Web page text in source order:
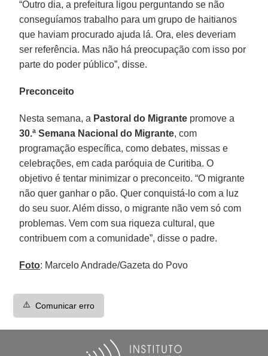
“Outro dia, a prefeitura ligou perguntando se não
conseguíamos trabalho para um grupo de haitianos
que haviam procurado ajuda lá. Ora, eles deveriam
ser referência. Mas não há preocupação com isso por
parte do poder público”, disse.
Preconceito
Nesta semana, a Pastoral do Migrante promove a
30.ª Semana Nacional do Migrante, com
programação específica, como debates, missas e
celebrações, em cada paróquia de Curitiba. O
objetivo é tentar minimizar o preconceito. “O migrante
não quer ganhar o pão. Quer conquistá-lo com a luz
do seu suor. Além disso, o migrante não vem só com
problemas. Vem com sua riqueza cultural, que
contribuem com a comunidade”, disse o padre.
Foto: Marcelo Andrade/Gazeta do Povo
⚠️ Comunicar erro